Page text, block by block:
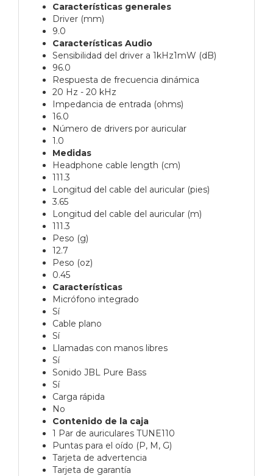
Características generales
Driver (mm)
9.0
Características Audio
Sensibilidad del driver a 1kHz1mW (dB)
96.0
Respuesta de frecuencia dinámica
20 Hz - 20 kHz
Impedancia de entrada (ohms)
16.0
Número de drivers por auricular
1.0
Medidas
Headphone cable length (cm)
111.3
Longitud del cable del auricular (pies)
3.65
Longitud del cable del auricular (m)
111.3
Peso (g)
12.7
Peso (oz)
0.45
Características
Micrófono integrado
Sí
Cable plano
Sí
Llamadas con manos libres
Sí
Sonido JBL Pure Bass
Sí
Carga rápida
No
Contenido de la caja
1 Par de auriculares TUNE110
Puntas para el oído (P, M, G)
Tarjeta de advertencia
Tarjeta de garantía